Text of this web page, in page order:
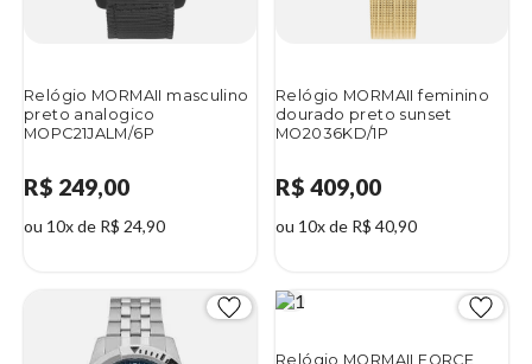
Relógio MORMAII masculino
preto analogico
MOPC21JALM/6P
R$ 249,00
ou 10x de R$ 24,90
Relógio MORMAII feminino
dourado preto sunset
MO2036KD/1P
R$ 409,00
ou 10x de R$ 40,90
Relógio MORMAII FORCE